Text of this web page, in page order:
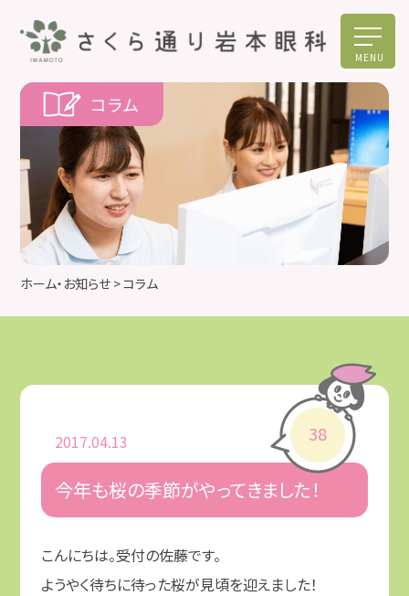
MENU
コラム
ホーム・お知らせ > コラム
2017.04.13 38
今年も桜の季節がやってきました！
こんにちは。受付の佐藤です。
ようやく待ちに待った桜が見頃を迎えました！